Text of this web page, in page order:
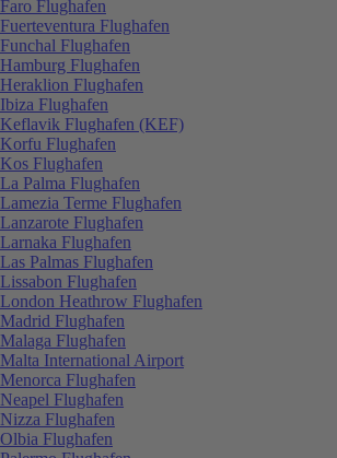
Faro Flughafen
Fuerteventura Flughafen
Funchal Flughafen
Hamburg Flughafen
Heraklion Flughafen
Ibiza Flughafen
Keflavik Flughafen (KEF)
Korfu Flughafen
Kos Flughafen
La Palma Flughafen
Lamezia Terme Flughafen
Lanzarote Flughafen
Larnaka Flughafen
Las Palmas Flughafen
Lissabon Flughafen
London Heathrow Flughafen
Madrid Flughafen
Malaga Flughafen
Malta International Airport
Menorca Flughafen
Neapel Flughafen
Nizza Flughafen
Olbia Flughafen